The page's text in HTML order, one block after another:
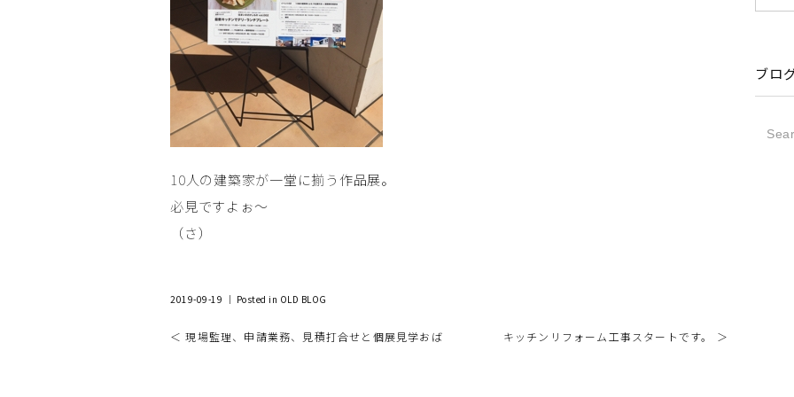
10人の建築家が一堂に揃う作品展。
必見ですよぉ～
（さ）
2019-09-19 ｜ Posted in OLD BLOG
＜ 現場監理、申請業務、見積打合せと個展見学おば キッチンリフォーム工事スタートです。 ＞
ブロ